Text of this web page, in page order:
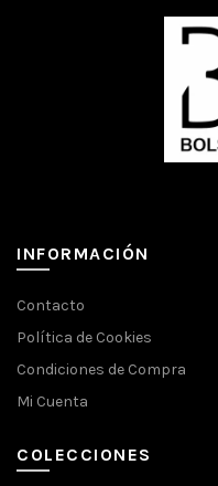
INFORMACIÓN
Contacto
Política de Cookies
Condiciones de Compra
Mi Cuenta
COLECCIONES